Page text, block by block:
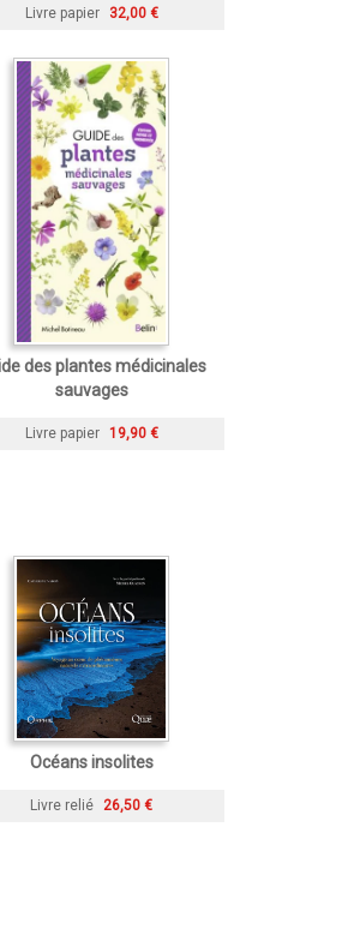
Livre papier 32,00 €
des plantes médicinales
sauvages
Livre papier 19,90 €
Océans insolites
Livre relié 26,50 €